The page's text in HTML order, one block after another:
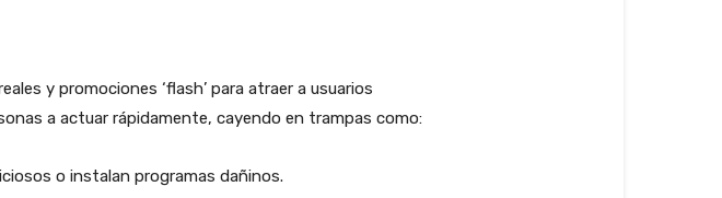
y promociones ‘flash’ para atraer a usuarios
a actuar rápidamente, cayendo en trampas como:
o instalan programas dañinos.